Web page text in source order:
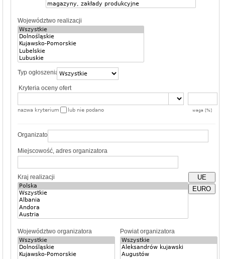
Województwo realizacji
Typ ogłoszenia
Kryteria oceny ofert
nazwa kryterium waga [%]
lub nie podano
Organizator
Miejscowość, adres organizatora
Kraj realizacji
UE
EURO
Województwo organizatora Powiat organizatora